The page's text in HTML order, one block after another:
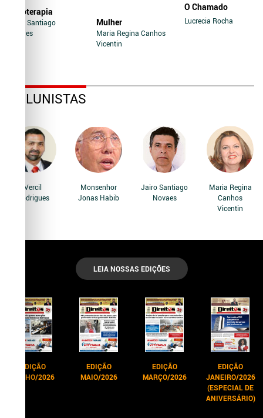
Soroterapia
Jairo Santiago
Novaes
Mulher
Maria Regina Canhos
Vicentin
O Chamado
Lucrecia Rocha
COLUNISTAS
Vercil
Rodrigues
Monsenhor
Jonas Habib
Jairo Santiago
Novaes
Maria Regina
Canhos
Vicentin
LEIA NOSSAS EDIÇÕES
EDIÇÃO
JUNHO/2026
EDIÇÃO
MAIO/2026
EDIÇÃO
MARÇO/2026
EDIÇÃO
JANEIRO/2026
(ESPECIAL DE
ANIVERSÁRIO)